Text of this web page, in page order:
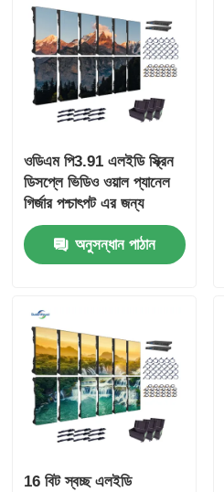
ওডিএম পি3.91 এলইডি স্ক্রিন
ডিসপ্লে ভিডিও ওয়াল প্যানেল
গির্জার পশ্চাৎপট এর জন্য
800W
অনুসন্ধান পাঠান
16 বিট স্বচ্ছ এলইডি